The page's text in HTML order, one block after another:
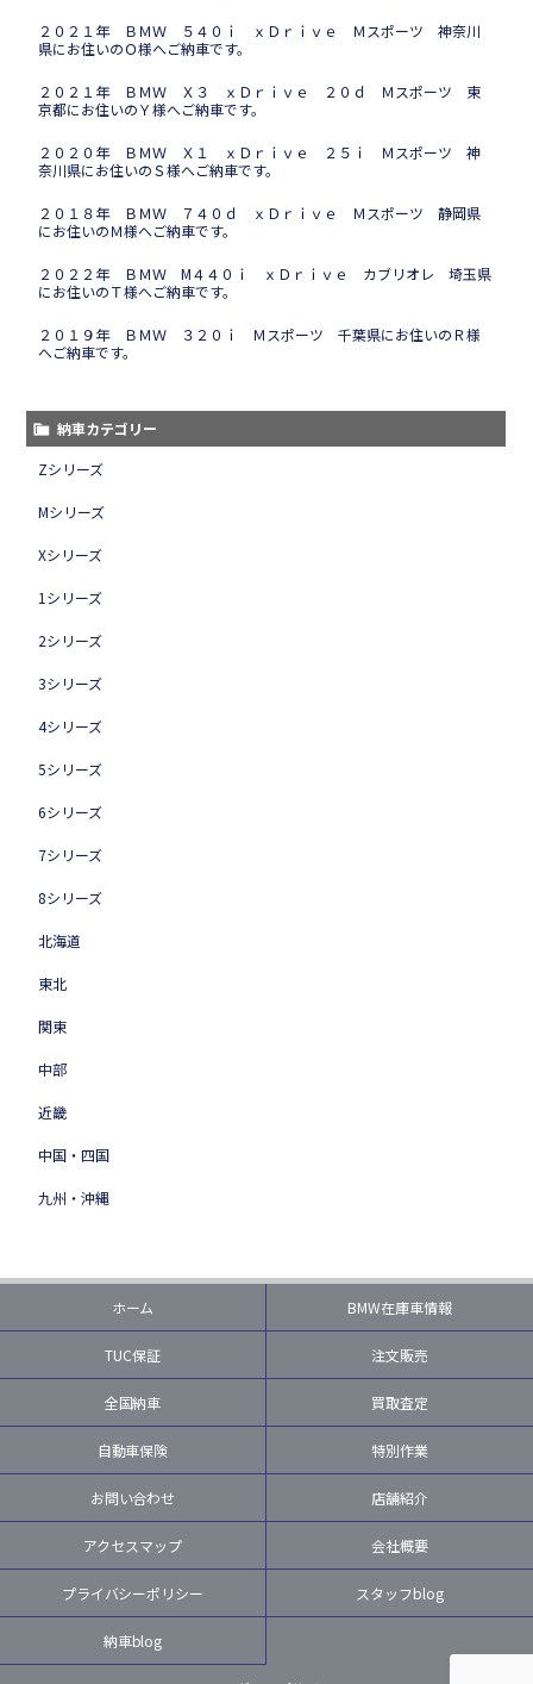
２０２１年 ＢＭＷ ５４０ｉ ｘＤｒｉｖｅ Ｍスポーツ 神奈川
県にお住いのＯ様へご納車です。
２０２１年 ＢＭＷ Ｘ３ ｘＤｒｉｖｅ ２０ｄ Ｍスポーツ 東
京都にお住いのＹ様へご納車です。
２０２０年 ＢＭＷ Ｘ１ ｘＤｒｉｖｅ ２５ｉ Ｍスポーツ 神
奈川県にお住いのＳ様へご納車です。
２０１８年 ＢＭＷ ７４０ｄ ｘＤｒｉｖｅ Ｍスポーツ 静岡県
にお住いのＭ様へご納車です。
２０２２年 ＢＭＷ M４４０ｉ ｘＤｒｉｖｅ カブリオレ 埼玉県
にお住いのＴ様へご納車です。
２０１９年 ＢＭＷ ３２０ｉ Ｍスポーツ 千葉県にお住いのＲ様
へご納車です。
納車カテゴリー
Zシリーズ
Mシリーズ
Xシリーズ
1シリーズ
2シリーズ
3シリーズ
4シリーズ
5シリーズ
6シリーズ
7シリーズ
8シリーズ
北海道
東北
関東
中部
近畿
中国・四国
九州・沖縄
ホーム BMW在庫車情報
TUC保証 注文販売
全国納車 買取査定
自動車保険 特別作業
お問い合わせ 店舗紹介
アクセスマップ 会社概要
プライバシーポリシー スタッフblog
納車blog